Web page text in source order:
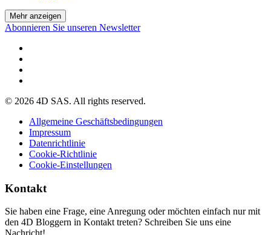
Mehr anzeigen
Abonnieren Sie unseren Newsletter
© 2026 4D SAS. All rights reserved.
Allgemeine Geschäftsbedingungen
Impressum
Datenrichtlinie
Cookie-Richtlinie
Cookie-Einstellungen
Kontakt
Sie haben eine Frage, eine Anregung oder möchten einfach nur mit
den 4D Bloggern in Kontakt treten? Schreiben Sie uns eine